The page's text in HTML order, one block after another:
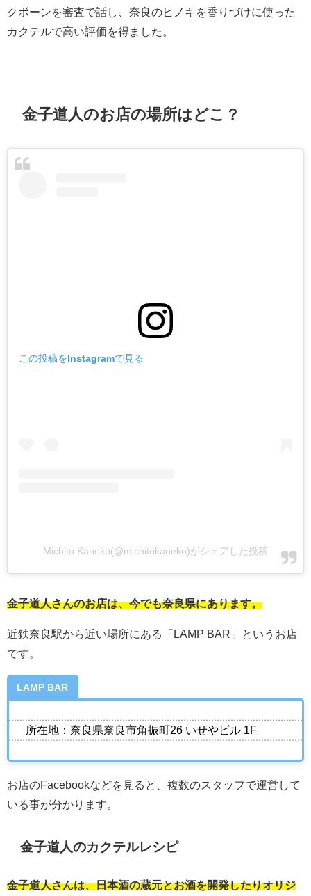
クボーンを審査で話し、奈良のヒノキを香りづけに使った
カクテルで高い評価を得ました。
金子道人のお店の場所はどこ？
この投稿をInstagramで見る
Michito Kaneko(@michitokaneko)がシェアした投稿
金子道人さんのお店は、今でも奈良県にあります。
近鉄奈良駅から近い場所にある「LAMP BAR」というお店
です。
LAMP BAR
所在地：奈良県奈良市角振町26 いせやビル 1F
お店のFacebookなどを見ると、複数のスタッフで運営して
いる事が分かります。
金子道人のカクテルレシピ
金子道人さんは、日本酒の蔵元とお酒を開発したりオリジ